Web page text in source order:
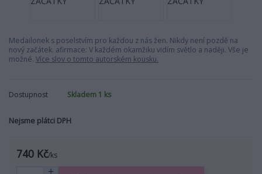
Medailonek s poselstvím pro každou z nás žen. Nikdy není pozdě na
nový začátek. afirmace: V každém okamžiku vidím světlo a naději. Vše je
možné. Více slov o tomto autorském kousku.
Dostupnost Skladem 1 ks
Nejsme plátci DPH
740 Kč/ks